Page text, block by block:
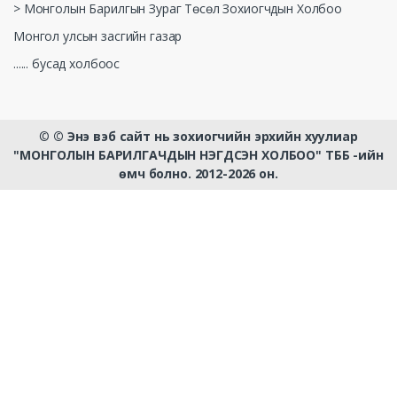
> Монголын Барилгын Зураг Төсөл Зохиогчдын Холбоо
Монгол улсын засгийн газар
...... бусад холбоос
© © Энэ вэб сайт нь зохиогчийн эрхийн хуулиар
"МОНГОЛЫН БАРИЛГАЧДЫН НЭГДСЭН ХОЛБОО" ТББ -ийн
өмч болно. 2012-2026 он.